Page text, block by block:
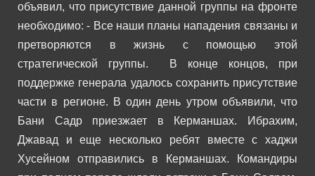
объявил, что присутствие данной группы на фронте
необходимо:- Все наши планы нападения связаны и
претворяются в жизнь с помощью этой
стратегической группы.
В конце концов, при
поддержке генерала удалось сохранить присутствие
части в регионе. В один день утром объявили, что
Бани Садр приезжает в Керманшах. Ибрахим,
Джавад и еще несколько ребят вместе с хаджи
Хусейном отправились в Керманшах.
Командиры